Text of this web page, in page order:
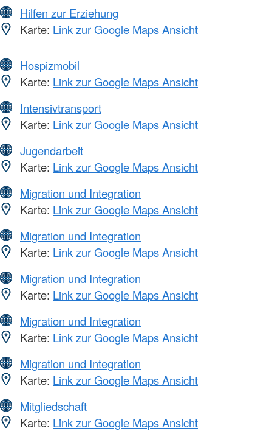
Hilfen zur Erziehung
Karte: Link zur Google Maps Ansicht
Hospizmobil
Karte: Link zur Google Maps Ansicht
Intensivtransport
Karte: Link zur Google Maps Ansicht
Jugendarbeit
Karte: Link zur Google Maps Ansicht
Migration und Integration
Karte: Link zur Google Maps Ansicht
Migration und Integration
Karte: Link zur Google Maps Ansicht
Migration und Integration
Karte: Link zur Google Maps Ansicht
Migration und Integration
Karte: Link zur Google Maps Ansicht
Migration und Integration
Karte: Link zur Google Maps Ansicht
Mitgliedschaft
Karte: Link zur Google Maps Ansicht